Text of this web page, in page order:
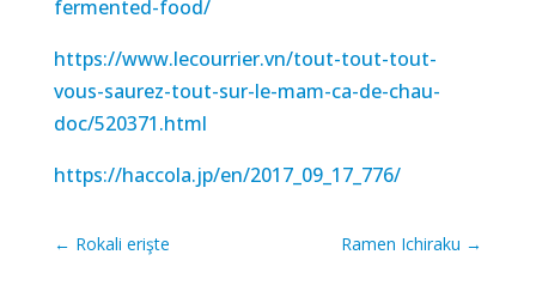
fermented-food/
https://www.lecourrier.vn/tout-tout-tout-
vous-saurez-tout-sur-le-mam-ca-de-chau-
doc/520371.html
https://haccola.jp/en/2017_09_17_776/
← Rokali erişte Ramen Ichiraku →